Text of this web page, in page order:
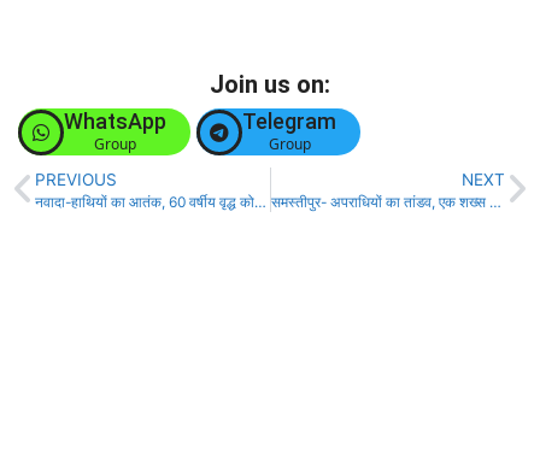
Join us on:
WhatsApp
Group
Telegram
Group
PREVIOUS
नवादा-हाथियों का आतंक, 60 वर्षीय वृद्ध को कुचलकर मार डाला,एक महीने में पांचवीं घटना, सड़क जाम, हँगामा!
NEXT
समस्तीपुर- अपराधियों का तांडव, एक शख्स की गला रेतकर हत्या, माहौल तनावपूर्ण!